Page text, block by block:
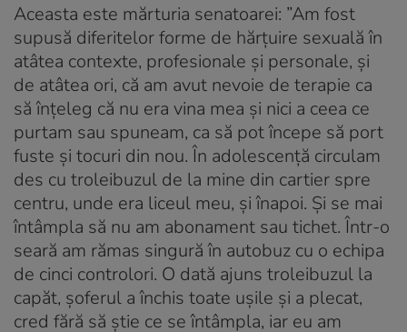
Aceasta este mărturia senatoarei: ”Am fost
supusă diferitelor forme de hărţuire sexuală în
atâtea contexte, profesionale şi personale, și
de atâtea ori, că am avut nevoie de terapie ca
să înţeleg că nu era vina mea şi nici a ceea ce
purtam sau spuneam, ca să pot începe să port
fuste şi tocuri din nou. În adolescenţă circulam
des cu troleibuzul de la mine din cartier spre
centru, unde era liceul meu, şi înapoi. Şi se mai
întâmpla să nu am abonament sau tichet. Într-o
seară am rămas singură în autobuz cu o echipa
de cinci controlori. O dată ajuns troleibuzul la
capăt, şoferul a închis toate uşile şi a plecat,
cred fără să ştie ce se întâmpla, iar eu am